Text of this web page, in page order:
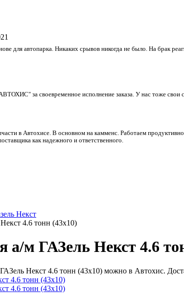
для автопарка. Никаких срывов никогда не было. На брак
за своевременное исполнение заказа. У нас тоже
в Автохисе. В основном на камменс. Работаем
как надежного и ответственного.
Некст
4.6 тонн (43х10)
а/м ГАЗель Некст 4.6
Некст 4.6 тонн (43х10) можно в Автохис.